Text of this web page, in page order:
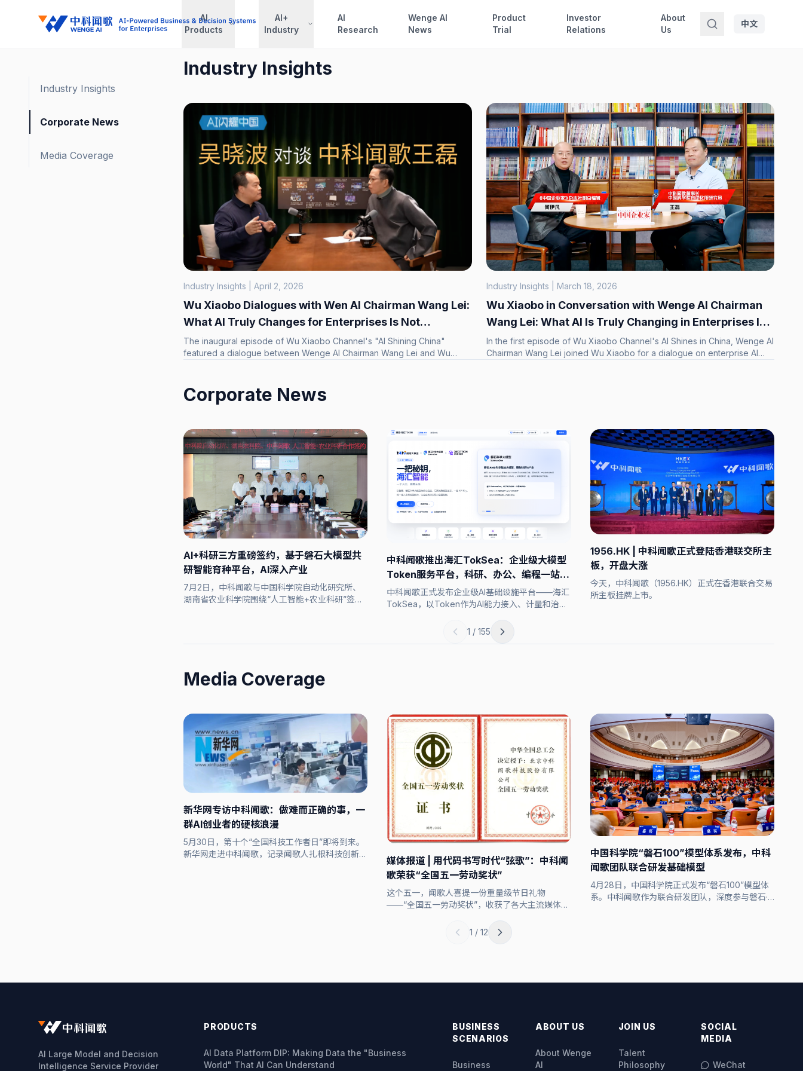
AI
Products
AI+
Industry
AI
Research
Wenge AI
News
Product
Trial
Investor
Relations
About
Us
中文
Industry Insights
Industry Insights | April 2, 2026
Wu Xiaobo Dialogues with Wen AI Chairman Wang Lei:
What AI Truly Changes for Enterprises Is Not
Generation, But Decision-Making Ability.
The inaugural episode of Wu Xiaobo Channel's "AI Shining China"
featured a dialogue between Wenge AI Chairman Wang Lei and Wu
enterprises truly need?
Industry Insights | March 18, 2026
Wu Xiaobo in Conversation with Wenge AI Chairman
Wang Lei: What AI Is Truly Changing in Enterprises Is
Not Generation — It's Decision-Making Capability
In the first episode of Wu Xiaobo Channel's AI Shines in China, Wenge AI
Chairman Wang Lei joined Wu Xiaobo for a dialogue on enterprise AI
Corporate News
AI+科研三方重磅签约，基于磐石大模型共
研智能育种平台，AI深入产业
7月2日，中科闻歌与中国科学院自动化研究所、
湖南省农业科学院围绕“人工智能+农业科研”签署
中科闻歌推出海汇TokSea：企业级大模型
Token服务平台，科研、办公、编程一站搞
定
中科闻歌正式发布企业级AI基础设施平台——海汇
TokSea，以Token作为AI能力接入、计量和治理
型能力、Token 治理、智能路由和运营优化等能
力，帮助企业建立可管理、可度量、可优化的 AI
1956.HK | 中科闻歌正式登陆香港联交所主
板，开盘大涨
今天，中科闻歌（1956.HK）正式在香港联合交易
所主板挂牌上市。
1 / 155
Media Coverage
新华网专访中科闻歌：做难而正确的事，一
群AI创业者的硬核浪漫
5月30日，第十个“全国科技工作者日”即将到来。
新华网走进中科闻歌，记录闻歌人扎根科技创新、
媒体报道 | 用代码书写时代“弦歌”：中科闻
歌荣获“全国五一劳动奖状”
这个五一，闻歌人喜提一份重量级节日礼物
——“全国五一劳动奖状”，收获了各大主流媒体的
中国科学院“磐石100”模型体系发布，中科
闻歌团队联合研发基础模型
4月28日，中国科学院正式发布“磐石100”模型体
系。中科闻歌作为联合研发团队，深度参与磐石·
1 / 12
AI Large Model and Decision
Intelligence Service Provider
PRODUCTS
AI Data Platform DIP: Making Data the "Business
World" That AI Can Understand
BUSINESS
SCENARIOS
Business
ABOUT US
About Wenge
AI
JOIN US
Talent
Philosophy
SOCIAL
MEDIA
WeChat